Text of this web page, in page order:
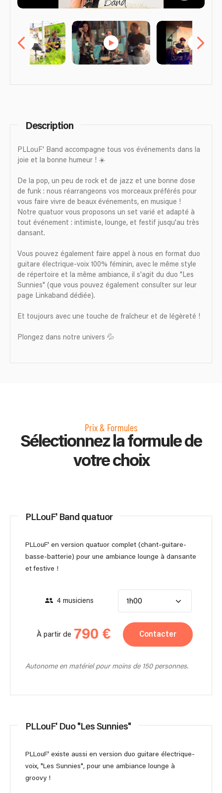
Description
PLLouF' Band accompagne tous vos événements dans la
joie et la bonne humeur ! ☀️
De la pop, un peu de rock et de jazz et une bonne dose
de funk : nous réarrangeons vos morceaux préférés pour
vous faire vivre de beaux événements, en musique !
Notre quatuor vous proposons un set varié et adapté à
tout événement : intimiste, lounge, et festif jusqu'au très
dansant.
Vous pouvez également faire appel à nous en format duo
guitare électrique-voix 100% féminin, avec le même style
de répertoire et la même ambiance, il s'agit du duo "Les
Sunnies" (que vous pouvez également consulter sur leur
page Linkaband dédiée).
Et toujours avec une touche de fraîcheur et de légèreté !
Plongez dans notre univers 💦
Prix & Formules
Sélectionnez la formule de
votre choix
PLLouF' Band quatuor
PLLouF' en version quatuor complet (chant-guitare-
basse-batterie) pour une ambiance lounge à dansante
et festive !
4 musiciens 1h00
À partir de 790 € Contacter
Autonome en matériel pour moins de 150 personnes.
PLLouF' Duo "Les Sunnies"
PLLouF' existe aussi en version duo guitare électrique-
voix, "Les Sunnies", pour une ambiance lounge à
groovy !